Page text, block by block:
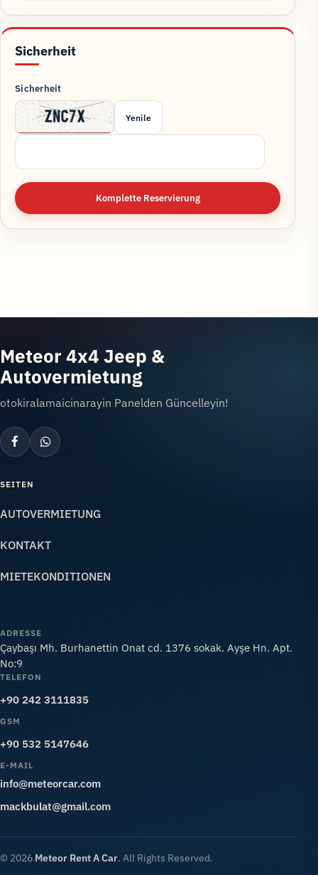
Sicherheit
Sicherheit
Yenile
Komplette Reservierung
Meteor 4x4 Jeep &
Autovermietung
otokiralamaicinarayin Panelden Güncelleyin!
SEITEN
AUTOVERMIETUNG
KONTAKT
MIETEKONDITIONEN
ADRESSE
Çaybaşı Mh. Burhanettin Onat cd. 1376 sokak. Ayşe Hn. Apt.
No:9
TELEFON
+90 242 3111835
GSM
+90 532 5147646
E-MAIL
info@meteorcar.com
mackbulat@gmail.com
© 2026 Meteor Rent A Car. All Rights Reserved.